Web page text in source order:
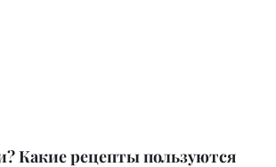
Какие рецепты пользуются